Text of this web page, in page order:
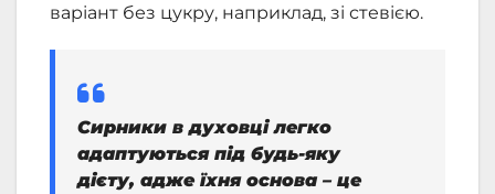
варіант без цукру, наприклад, зі стевією.
Сирники в духовці легко
адаптуються під будь-яку
дієту, адже їхня основа – це